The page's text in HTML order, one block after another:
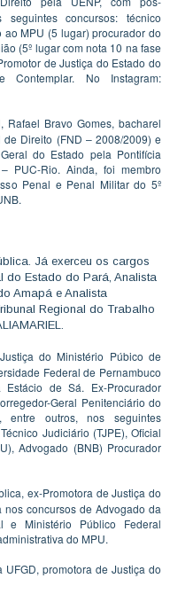
concursos: técnico
MPU (5 lugar) procurador do
(5º lugar com nota 10 na fase
de Justiça do Estado do
No Instagram:
Rafael Bravo Gomes, bacharel
Direito (FND – 2008/2009) e
do Estado pela Pontifícia
PUC-Rio. Ainda, foi membro
Penal e Penal Militar do 5º
Já exerceu os cargos
do Estado do Pará, Analista
Amapá e Analista
Regional do Trabalho
do Ministério Púbico de
Federal de Pernambuco
de Sá. Ex-Procurador
Geral Penitenciário do
entre outros, nos seguintes
Judiciário (TJPE), Oficial
Advogado (BNB) Procurador
ex-Promotora de Justiça do
concursos de Advogado da
e Ministério Público Federal
do MPU.
promotora de Justiça do